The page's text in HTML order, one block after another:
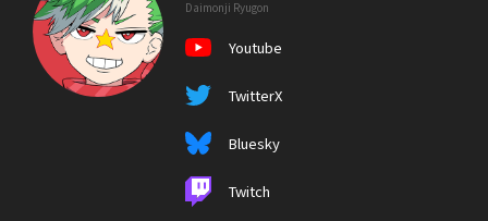
Daimonji Ryugon
Youtube
TwitterX
Bluesky
Twitch